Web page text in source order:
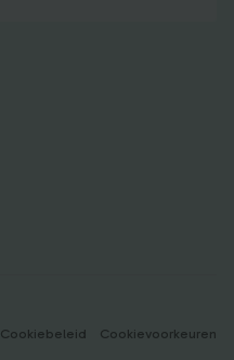
Cookiebeleid Cookievoorkeuren